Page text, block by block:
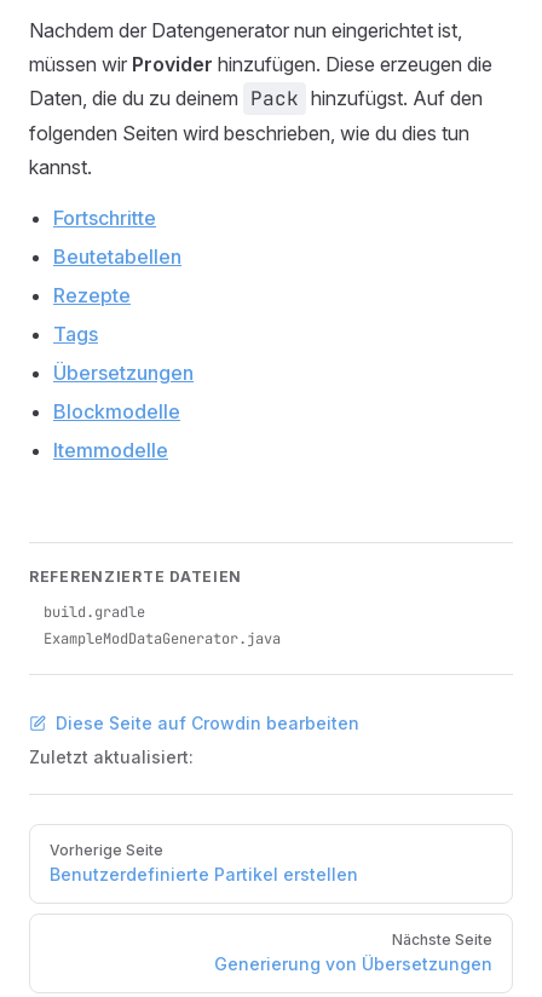
Nachdem der Datengenerator nun eingerichtet ist,
müssen wir Provider hinzufügen. Diese erzeugen die
Daten, die du zu deinem Pack hinzufügst. Auf den
folgenden Seiten wird beschrieben, wie du dies tun
kannst.
Fortschritte
Beutetabellen
Rezepte
Tags
Übersetzungen
Blockmodelle
Itemmodelle
REFERENZIERTE DATEIEN
build.gradle
ExampleModDataGenerator.java
Diese Seite auf Crowdin bearbeiten
Zuletzt aktualisiert:
Pager
Vorherige Seite
Benutzerdefinierte Partikel erstellen
Nächste Seite
Generierung von Übersetzungen